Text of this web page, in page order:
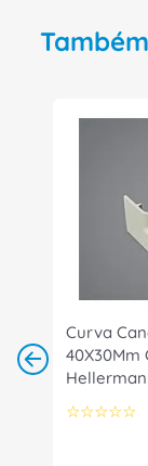
Curva
40X30Mm
☆☆☆☆☆